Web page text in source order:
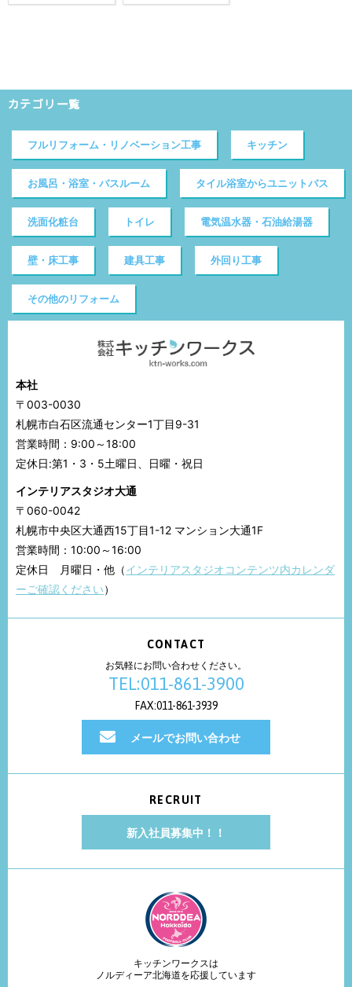
カテゴリ一覧
フルリフォーム・リノベーション工事 キッチン
お風呂・浴室・バスルーム タイル浴室からユニットバス
洗面化粧台 トイレ 電気温水器・石油給湯器
壁・床工事 建具工事 外回り工事
その他のリフォーム
本社
〒003-0030
札幌市白石区流通センター1丁目9-31
営業時間：9:00～18:00
定休日:第1・3・5土曜日、日曜・祝日
インテリアスタジオ大通
〒060-0042
札幌市中央区大通西15丁目1-12 マンション大通1F
営業時間：10:00～16:00
定休日 月曜日・他（インテリアスタジオコンテンツ内カレンダ
ーご確認ください）
CONTACT
お気軽にお問い合わせください。
TEL:011-861-3900
FAX:011-861-3939
メールでお問い合わせ
RECRUIT
新入社員募集中！！
キッチンワークスは
ノルディーア北海道を応援しています